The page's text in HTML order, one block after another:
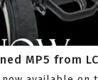
MP5 from